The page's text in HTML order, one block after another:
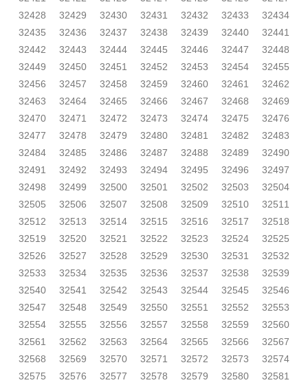
32428
32429 32430 32431 32432 32433
32434
32435
32436 32437 32438 32439 32440
32441
32442
32443 32444 32445 32446 32447
32448
32449
32450 32451 32452 32453 32454
32455
32456
32457 32458 32459 32460 32461
32462
32463
32464 32465 32466 32467 32468
32469
32470
32471 32472 32473 32474 32475
32476
32477
32478 32479 32480 32481 32482
32483
32484
32485 32486 32487 32488 32489
32490
32491
32492 32493 32494 32495 32496
32497
32498
32499 32500 32501 32502 32503
32504
32505
32506 32507 32508 32509 32510
32511
32512
32513 32514 32515 32516 32517
32518
32519
32520 32521 32522 32523 32524
32525
32526
32527 32528 32529 32530 32531
32532
32533
32534 32535 32536 32537 32538
32539
32540
32541 32542 32543 32544 32545
32546
32547
32548 32549 32550 32551 32552
32553
32554
32555 32556 32557 32558 32559
32560
32561
32562 32563 32564 32565 32566
32567
32568
32569 32570 32571 32572 32573
32574
32575
32576 32577 32578 32579 32580
32581